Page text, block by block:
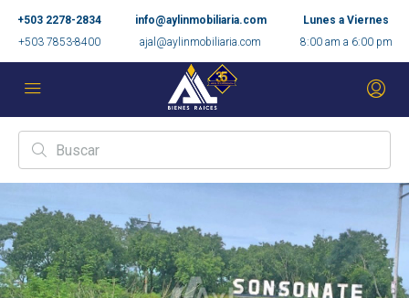
+503 2278-2834
+503 7853-8400
info@aylinmobiliaria.com
ajal@aylinmobiliaria.com
Lunes a Viernes
8:00 am a 6:00 pm